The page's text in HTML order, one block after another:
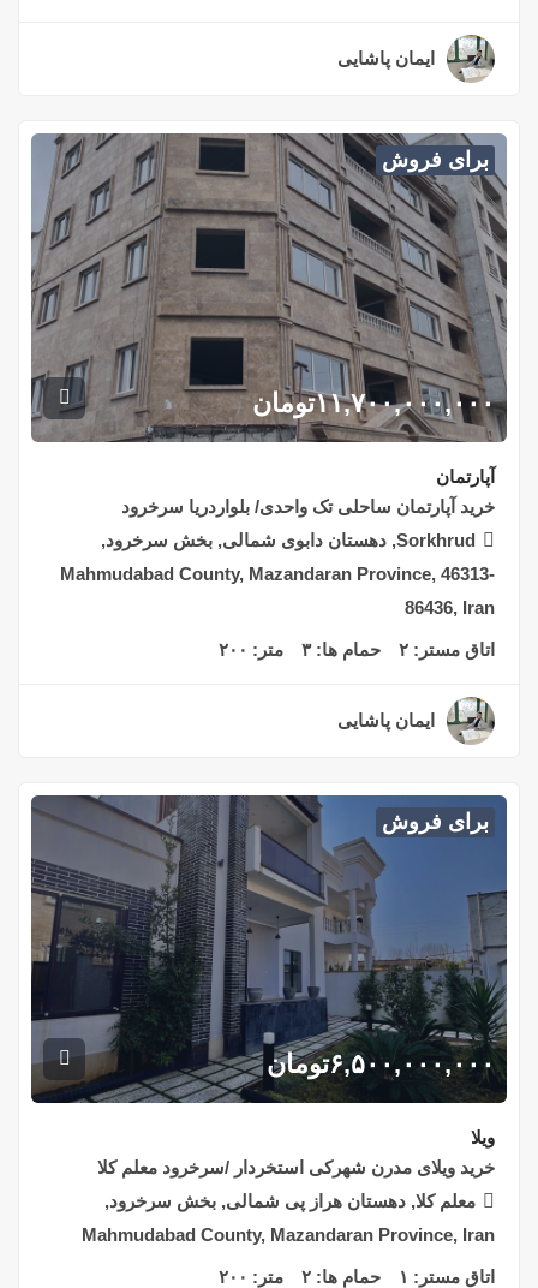
ایمان پاشایی
برای فروش
۱۱,۷۰۰,۰۰۰,۰۰۰تومان
آپارتمان
خرید آپارتمان ساحلی تک واحدی/ بلواردریا سرخرود
Sorkhrud, دهستان دابوی شمالی, بخش سرخرود,
Mahmudabad County, Mazandaran Province, 46313-
86436, Iran
اتاق مستر: ۲ حمام ها:۳ متر: ۲۰۰
ایمان پاشایی
برای فروش
۶,۵۰۰,۰۰۰,۰۰۰تومان
ویلا
خرید ویلای مدرن شهرکی استخردار /سرخرود معلم کلا
معلم کلا, دهستان هراز پی شمالی, بخش سرخرود,
Mahmudabad County, Mazandaran Province, Iran
اتاق مستر: ۱ حمام ها: ۲ متر: ۲۰۰